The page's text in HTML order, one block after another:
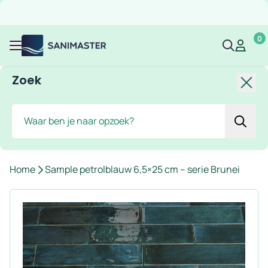
MenuSanimaster MijnMijn
0
Zoek
Home Sample petrolblauw 6,5×25 cm – serie Brunei